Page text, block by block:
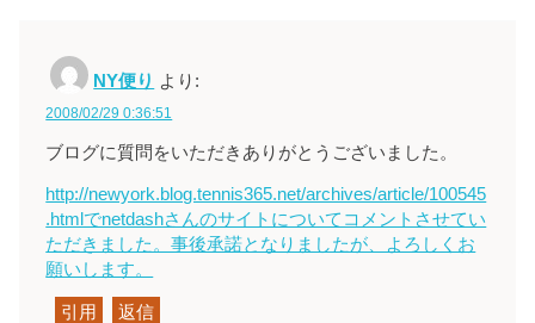
NY便り より:
2008/02/29 0:36:51
ブログに質問をいただきありがとうございました。
http://newyork.blog.tennis365.net/archives/article/100545
.htmlでnetdashさんのサイトについてコメントさせてい
ただきました。事後承諾となりましたが、よろしくお
願いします。
引用 返信